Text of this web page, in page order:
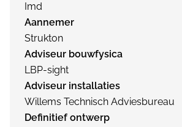
Imd
Aannemer
Strukton
Adviseur bouwfysica
LBP-sight
Adviseur installaties
Willems Technisch Adviesbureau
Definitief ontwerp